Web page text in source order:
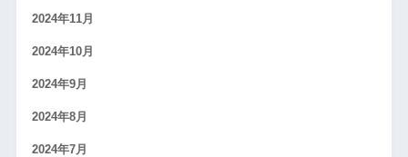
2024年11月
2024年10月
2024年9月
2024年8月
2024年7月